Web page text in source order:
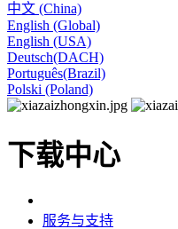
中文 (China)
English (Global)
English (USA)
Deutsch(DACH)
Português(Brazil)
Polski (Poland)
下载中心
服务与支持